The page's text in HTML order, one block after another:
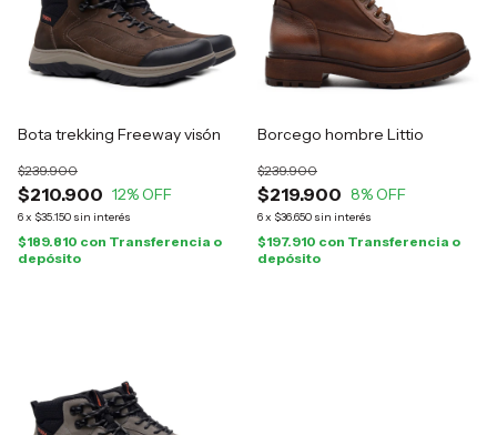
Bota trekking Freeway visón
$210.900
$239.900
12% OFF
6x $35.150 sin interés
$189.810 con Transferencia o
depósito
Borcego hombre Littio
$219.900
$239.900
8% OFF
6x $36.650 sin interés
$197.910 con Transferencia o
depósito